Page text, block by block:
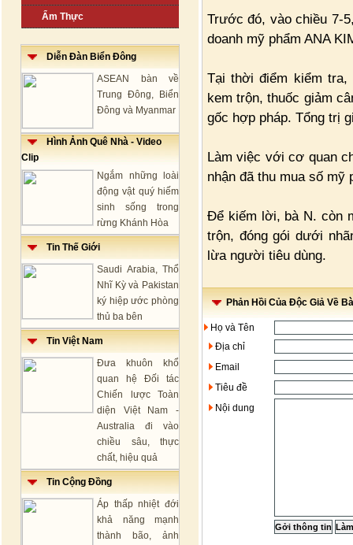
Ẩm Thực
Diễn Đàn Biển Đông
ASEAN bàn về
Trung Đông, Biển
Đông và Myanmar
Hình Ảnh Quê Nhà - Video
Clip
Ngắm những loài
động vật quý hiếm
sinh sống trong
rừng Khánh Hòa
Tin Thế Giới
Saudi Arabia, Thổ
Nhĩ Kỳ và Pakistan
ký hiệp ước phòng
thủ ba bên
Tin Việt Nam
Đưa khuôn khổ
quan hệ Đối tác
Chiến lược Toàn
diện Việt Nam -
Australia đi vào
chiều sâu, thực
chất, hiệu quả
Tin Cộng Đồng
Áp thấp nhiệt đới
khả năng mạnh
thành bão, ảnh
Trước đó, vào chiều 7-
doanh mỹ phẩm ANA
Tại thời điểm kiểm tra,
kem trộn, thuốc giảm
gốc hợp pháp. Tổng trị
Làm việc với cơ quan
nhận đã thu mua số mỹ
Để kiếm lời, bà N. còn
trộn, đóng gói dưới
lừa người tiêu dùng.
Phản Hồi Của Độc Giả Về
Họ và Tên
Địa chỉ
Email
Tiêu đề
Nội dung